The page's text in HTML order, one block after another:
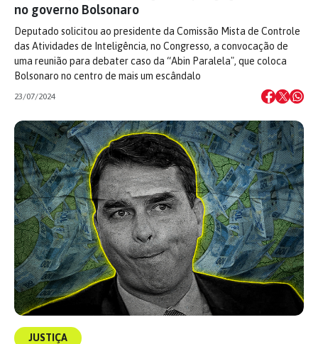
no governo Bolsonaro
Deputado solicitou ao presidente da Comissão Mista de Controle
das Atividades de Inteligência, no Congresso, a convocação de
uma reunião para debater caso da “Abin Paralela", que coloca
Bolsonaro no centro de mais um escândalo
23/07/2024
JUSTIÇA